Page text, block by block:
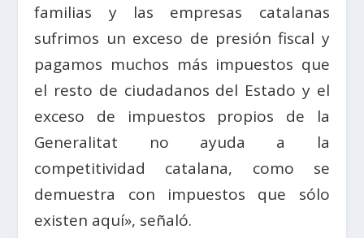
familias y las empresas catalanas
sufrimos un exceso de presión fiscal y
pagamos muchos más impuestos que
el resto de ciudadanos del Estado y el
exceso de impuestos propios de la
Generalitat no ayuda a la
competitividad catalana, como se
demuestra con impuestos que sólo
existen aquí», señaló.